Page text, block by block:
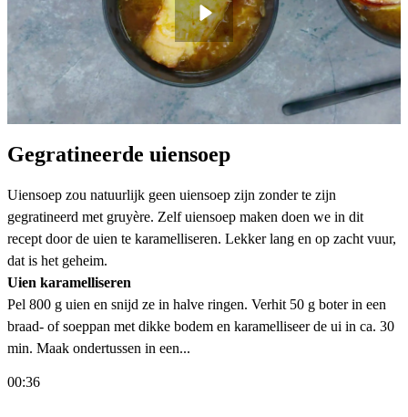
Gegratineerde uiensoep
Uiensoep zou natuurlijk geen uiensoep zijn zonder te zijn
gegratineerd met gruyère. Zelf uiensoep maken doen we in dit
recept door de uien te karamelliseren. Lekker lang en op zacht vuur,
dat is het geheim.
Uien karamelliseren
Pel 800 g uien en snijd ze in halve ringen. Verhit 50 g boter in een
braad- of soeppan met dikke bodem en karamelliseer de ui in ca. 30
min. Maak ondertussen in een...
00:36